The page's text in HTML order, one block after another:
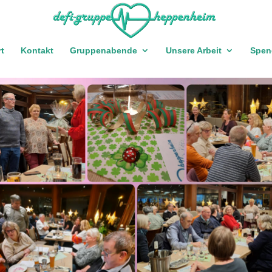
Kontakt Gruppenabende Unsere Arbeit